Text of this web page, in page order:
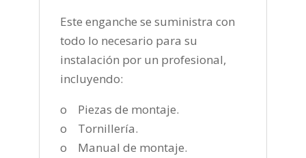
Este enganche se suministra con
todo lo necesario para su
instalación por un profesional,
incluyendo:
o Piezas de montaje.
o Tornillería.
o Manual de montaje.